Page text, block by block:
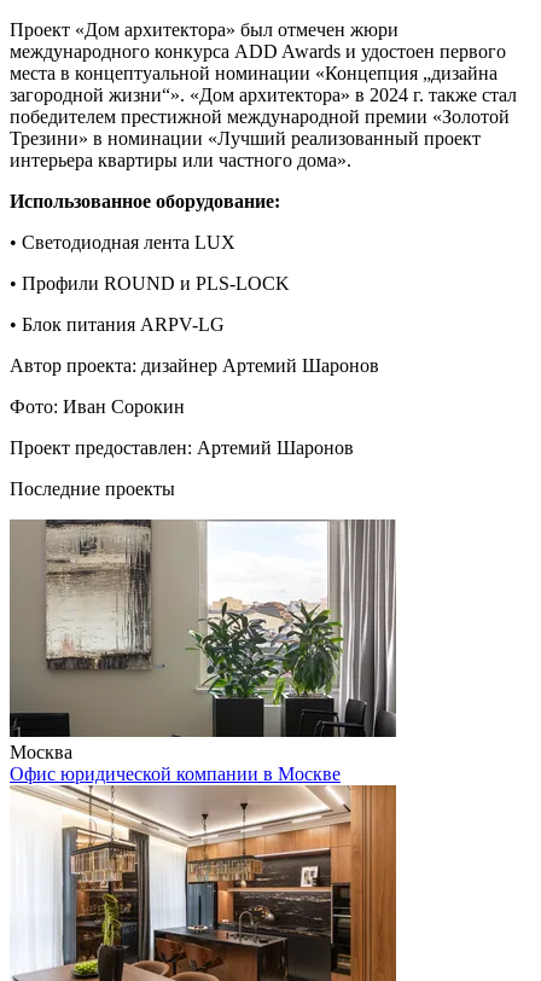
Проект «Дом архитектора» был отмечен жюри
международного конкурса ADD Awards и удостоен первого
места в концептуальной номинации «Концепция „дизайна
загородной жизни“». «Дом архитектора» в 2024 г. также стал
победителем престижной международной премии «Золотой
Трезини» в номинации «Лучший реализованный проект
интерьера квартиры или частного дома».
Использованное оборудование:
• Светодиодная лента LUX
• Профили ROUND и PLS-LOCK
• Блок питания ARPV-LG
Автор проекта: дизайнер Артемий Шаронов
Фото: Иван Сорокин
Проект предоставлен: Артемий Шаронов
Последние проекты
Москва
Офис юридической компании в Москве